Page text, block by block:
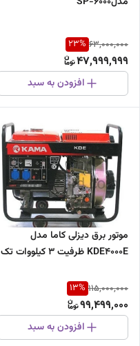
63,000,000
23%
47,999,999
افزودن به سبد
موتور برق دیزلی کاما مدل
KDE4000E ظرفیت ۳ کیلووات تک
115,000,000
13%
99,499,000
افزودن به سبد